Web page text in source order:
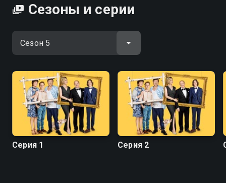
имущества, знакомство с родственниками — все
испытания теперь Ивановы проходят бок о бок.
Ссоры и скандалы сменяются поддержкой и
взаимовыручкой, а после черной полосы всегда
наступает белая.
Посмотреть онлайн 5 сезон сериала Ивановы -
Ивановы вы можете совершенно бесплатно в
хорошем HD качестве на Смотрёшке
Сезоны и серии
Серия 1 Серия 2